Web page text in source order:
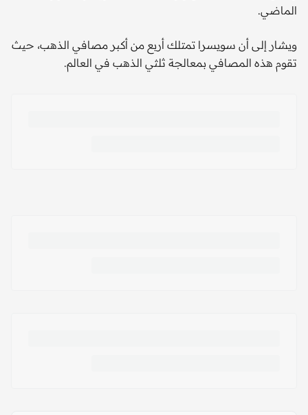
الماضي.
ويشار إلى أن سويسرا تمتلك أربع من أكبر مصافي الذهب، حيث
تقوم هذه المصافي بمعالجة ثلثي الذهب في العالم.